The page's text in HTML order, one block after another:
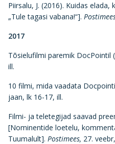
Piirsalu, J. (2016). Kuidas
„Tule tagasi vabana!“].
2017
Tõsielufilmi paremik DocPointil
ill.
10 filmi, mida vaadata
jaan, lk 16-17, ill.
Filmi- ja teletegijad saavad
[Nominentide loetelu,
Tuumalult]. Postimees, 27.